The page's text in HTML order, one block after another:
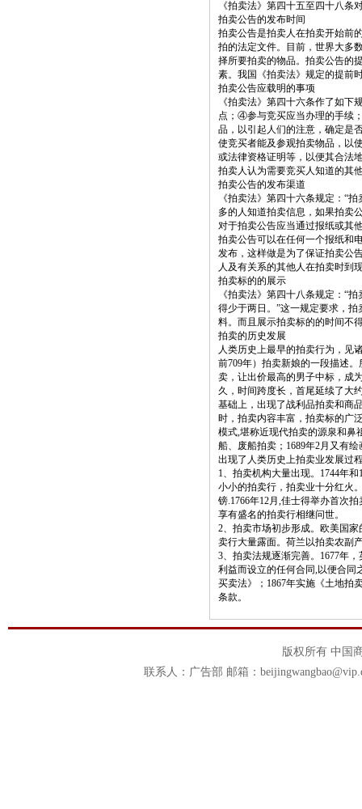
《拍卖法》第四十五至四十八
拍卖公告的发布时间
拍卖公告是拍卖人在拍卖开始前
拍的法定文件。目前，世界大多
择所要拍卖的物品。拍卖公告的
素。我国《拍卖法》规定的提前
拍卖公告应载明的事项
《拍卖法》第四十六条作了如
点；④参与竞买应当办理的手续
品，以引起人们的注意，确定是
使竞买者能及参观拍卖物品，以
或法律资格证明等，以便其合法
拍卖人认为需要竞买人知道的其
拍卖公告的发布渠道
《拍卖法》第四十六条规定：“
多的人知道拍卖信息，如果拍卖
对于拍卖公告应当通过报纸或其
拍卖公告可以在任何一个报纸和
发布，这样做是为了保证拍卖公
人及有关系的其他人在拍卖时到
拍卖标的的展示
《拍卖法》第四十八条规定：“
得少于两日。”这一规定要求，
料。而且展示拍卖标的的时间不
拍卖的历史发展
人类历史上最早的拍卖行为，见
前709年）拍卖新娘的一段描述
卖，让出价最高的男子中标，成
久，时间跨度长，首尾延续了大
基础上，出现了战利品拍卖和商
时，拍卖内容丰富，拍卖标的广
模式,堪称近现代拍卖的源泉和鼻
船、废船拍卖；1689年2月又有
出现了人类历史上拍卖业发展过
1、拍卖机构大量出现。1744年
小小的拍卖行，拍卖业十分红火
镑.1766年12月,佳士得举办首次
享有盛名的拍卖行相继问世。
2、拍卖市场初步形成。欧美国
卖行大量露面。荷兰以拍卖农副
3、拍卖法规逐渐完善。1677年
利益而设立的任何合同,以便合同
买卖法》；1867年实施《土地拍
条款。
版权所有 中国
联系人：广告部 邮箱：